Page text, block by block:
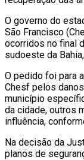
O governo do
São Francisco
ocorridos no final
sudoeste da
O pedido foi para
Chesf pelos
município
da cidade, outros
influência,
Na decisão da
planos de